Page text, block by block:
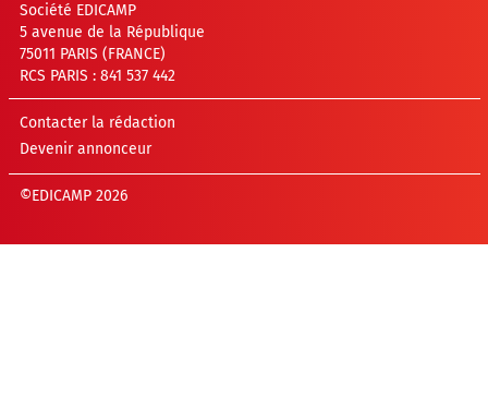
Société EDICAMP
5 avenue de la République
75011 PARIS (FRANCE)
RCS PARIS : 841 537 442
Contacter la rédaction
Devenir annonceur
©EDICAMP 2026